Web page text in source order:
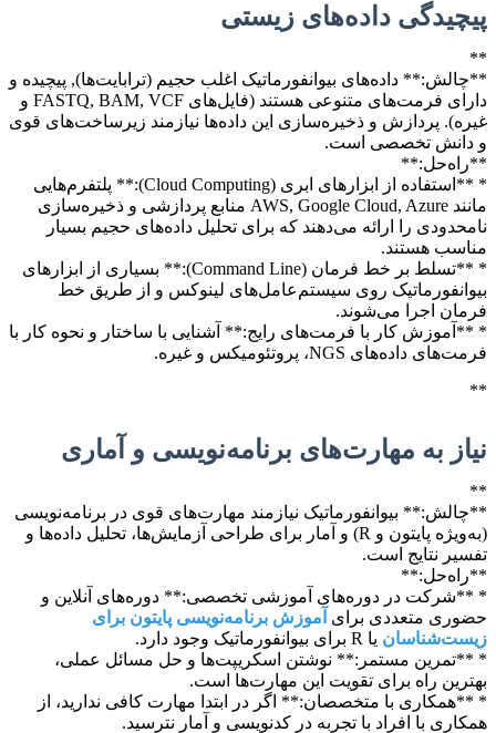
پیچیدگی داده‌های زیستی
**
**چالش:** داده‌های بیوانفورماتیک اغلب حجیم (ترابایت‌ها), پیچیده و
دارای فرمت‌های متنوعی هستند (فایل‌های FASTQ, BAM, VCF و
غیره). پردازش و ذخیره‌سازی این داده‌ها نیازمند زیرساخت‌های قوی
و دانش تخصصی است.
**راه‌حل:**
* **استفاده از ابزارهای ابری (Cloud Computing):** پلتفرم‌هایی
مانند AWS, Google Cloud, Azure منابع پردازشی و ذخیره‌سازی
نامحدودی را ارائه می‌دهند که برای تحلیل داده‌های حجیم بسیار
مناسب هستند.
* **تسلط بر خط فرمان (Command Line):** بسیاری از ابزارهای
بیوانفورماتیک روی سیستم‌عامل‌های لینوکس و از طریق خط
فرمان اجرا می‌شوند.
* **آموزش کار با فرمت‌های رایج:** آشنایی با ساختار و نحوه کار با
فرمت‌های داده‌های NGS، پروتئومیکس و غیره.
**
نیاز به مهارت‌های برنامه‌نویسی و آماری
**
**چالش:** بیوانفورماتیک نیازمند مهارت‌های قوی در برنامه‌نویسی
(به‌ویژه پایتون و R) و آمار برای طراحی آزمایش‌ها، تحلیل داده‌ها و
تفسیر نتایج است.
**راه‌حل:**
* **شرکت در دوره‌های آموزشی تخصصی:** دوره‌های آنلاین و
حضوری متعددی برای آموزش برنامه‌نویسی پایتون برای
زیست‌شناسان یا R برای بیوانفورماتیک وجود دارد.
* **تمرین مستمر:** نوشتن اسکریپت‌ها و حل مسائل عملی،
بهترین راه برای تقویت این مهارت‌ها است.
* **همکاری با متخصصان:** اگر در ابتدا مهارت کافی ندارید، از
همکاری با افراد با تجربه در کدنویسی و آمار نترسید.